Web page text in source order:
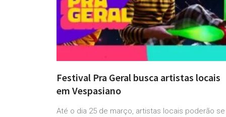
Festival Pra Geral busca artistas locais
em Vespasiano
Até o dia 25 de março, artistas locais poderão se